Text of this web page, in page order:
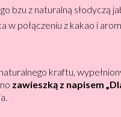
bzu z naturalną słodyczą
w połączeniu z kakao i
kraftu,
zawieszką z napisem